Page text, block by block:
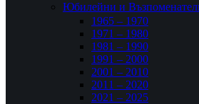
Юбилейни и
1965 – 1970
1971 – 1980
1981 – 1990
1991 – 2000
2001 – 2010
2011 – 2020
2021 – 2025